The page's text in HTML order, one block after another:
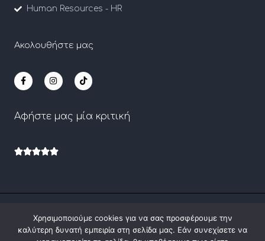
Human Resources - HR
Ακολουθήστε μας
F
a
c
o
f
I
n
s
g
T
i
k
k
Αφήστε μας μία κριτική
Rated
5
Πολιτική Προστασίας Δεδομένων
Χρησιμοποιούμε cookies για να σας προσφέρουμε την
καλύτερη δυνατή εμπειρία στη σελίδα μας. Εάν συνεχίσετε να